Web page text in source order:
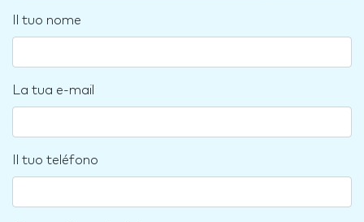
Il tuo nome
La tua e-mail
Il tuo teléfono